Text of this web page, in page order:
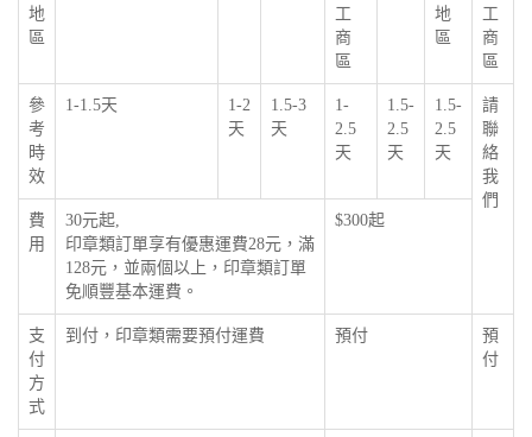
地
區
工
商
區
地
區
工
商
區
參
考
時
效
1-1.5天
1-2
天
1.5-3
天
1-
2.5
天
1.5-
2.5
天
1.5-
2.5
天
請
聯
絡
我
們
費
用
30元起,
印章類訂單享有優惠運費28元，滿
128元，並兩個以上，印章類訂單
免順豐基本運費。
$300起
支
付
方
式
到付，印章類需要預付運費 預付
預
付